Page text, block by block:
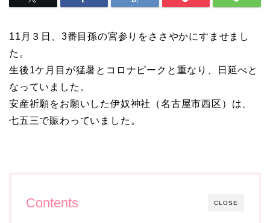
11月３日、3番目孫の宮参りをささやかにすませまし
た。
生後1ケ月目が猛暑とコロナピークと重なり、日延べと
なっていました。
安産祈願をお願いした伊奴神社（名古屋市西区）は、
七五三で賑わっていました。
CLOSE
Contents